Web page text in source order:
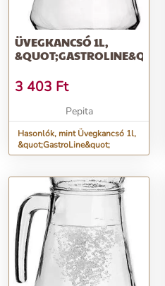
ÜVEGKANCSÓ 1L,
&QUOT;GASTROLINE&QUOT;
3 403 Ft
Pepita
Hasonlók, mint Üvegkancsó 1l,
&quot;GastroLine&quot;